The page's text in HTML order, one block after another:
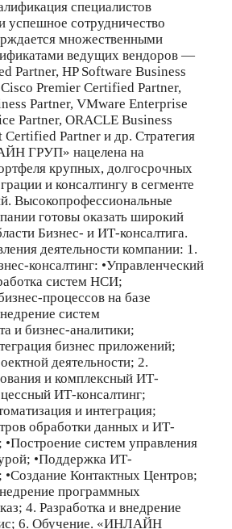
специалистов
сотрудничество
множественными
ведущих вендоров —
Partner, HP Software Business
Premier Certified Partner,
Partner, VMware Enterprise
Partner, ORACLE Business
Partner и др. Стратегия
ГРУП» нацелена на
крупных, долгосрочных
и консалтингу в сегменте
Высокопрофессиональные
готовы оказать широкий
Бизнес- и ИТ-консалтига.
деятельности компании: 1.
консалтинг: •Управленческий
систем НСИ;
процессов на базе
систем
и бизнес-аналитики;
бизнес приложений;
деятельности; 2.
и комплексный ИТ-
ИТ-консалтинг;
и интеграция;
обработки данных и ИТ-
систем управления
•Поддержка ИТ-
Контактных Центров;
программных
4. Разработка и внедрение
6. Обучение. «ИНЛАЙН